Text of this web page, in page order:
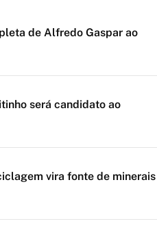
de Alfredo Gaspar ao
será candidato ao
vira fonte de minerais